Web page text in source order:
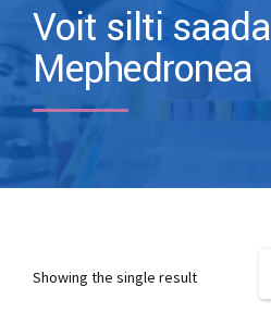
Voit silti
Mephedronea
Showing the single result